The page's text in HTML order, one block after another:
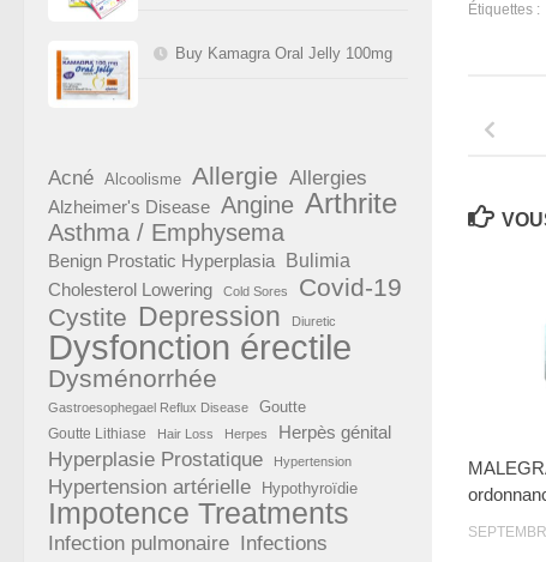
Étiquettes :
Buy Kamagra Oral Jelly 100mg
Acné Alcoolisme Allergie Allergies
Alzheimer's Disease Angine Arthrite
Asthma / Emphysema
Benign Prostatic Hyperplasia Bulimia
Cholesterol Lowering Cold Sores
Covid-19
Cystite Depression Diuretic
Dysfonction érectile
Dysménorrhée
Gastroesophegael Reflux Disease Goutte
Goutte Lithiase Hair Loss Herpes Herpès génital
Hyperplasie Prostatique Hypertension
Hypertension artérielle Hypothyroïdie
Impotence Treatments
Infection pulmonaire Infections